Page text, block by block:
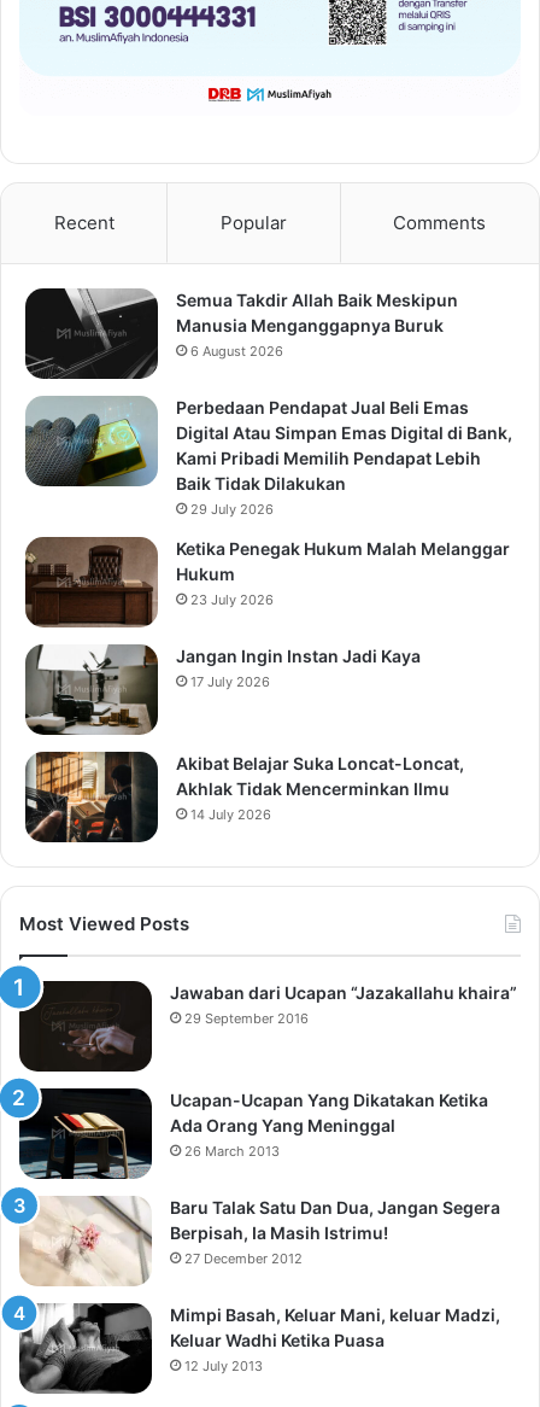
Recent Popular Comments
Semua Takdir Allah Baik Meskipun
Manusia Menganggapnya Buruk
6 August 2026
Perbedaan Pendapat Jual Beli Emas
Digital Atau Simpan Emas Digital di Bank,
Kami Pribadi Memilih Pendapat Lebih
Baik Tidak Dilakukan
29 July 2026
Ketika Penegak Hukum Malah Melanggar
Hukum
23 July 2026
Jangan Ingin Instan Jadi Kaya
17 July 2026
Akibat Belajar Suka Loncat-Loncat,
Akhlak Tidak Mencerminkan Ilmu
14 July 2026
Most Viewed Posts
Jawaban dari Ucapan “Jazakallahu khaira”
29 September 2016
Ucapan-Ucapan Yang Dikatakan Ketika
Ada Orang Yang Meninggal
26 March 2013
Baru Talak Satu Dan Dua, Jangan Segera
Berpisah, Ia Masih Istrimu!
27 December 2012
Mimpi Basah, Keluar Mani, keluar Madzi,
Keluar Wadhi Ketika Puasa
12 July 2013